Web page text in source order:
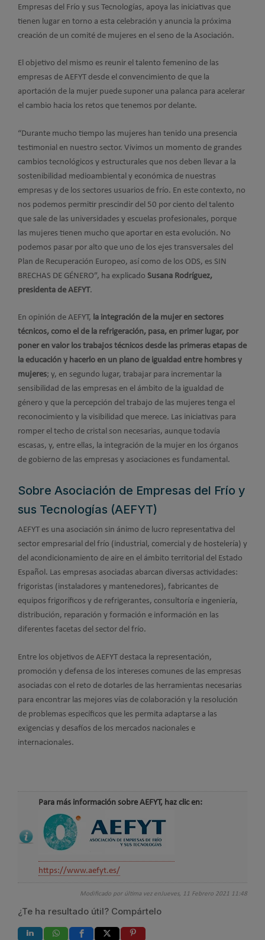
Empresas del Frío y sus Tecnologías, apoya las iniciativas que
tienen lugar en torno a esta celebración y anuncia la próxima
creación de un comité de mujeres en el seno de la Asociación.
El objetivo del mismo es reunir el talento femenino de las
empresas de AEFYT desde el convencimiento de que la
aportación de la mujer puede suponer una palanca para acelerar
el cambio hacia los retos que tenemos por delante.
“Durante mucho tiempo las mujeres han tenido una presencia
testimonial en nuestro sector. Vivimos un momento de grandes
cambios tecnológicos y estructurales que nos deben llevar a la
sostenibilidad medioambiental y económica de nuestras
empresas y de los sectores usuarios de frío. En este contexto, no
nos podemos permitir prescindir del 50 por ciento del talento
que sale de las universidades y escuelas profesionales, porque
las mujeres tienen mucho que aportar en esta evolución. No
podemos pasar por alto que uno de los ejes transversales del
Plan de Recuperación Europeo, así como de los ODS, es SIN
BRECHAS DE GÉNERO”, ha explicado Susana Rodríguez,
presidenta de AEFYT.
En opinión de AEFYT, la integración de la mujer en sectores
técnicos, como el de la refrigeración, pasa, en primer lugar, por
poner en valor los trabajos técnicos desde las primeras etapas de
la educación y hacerlo en un plano de igualdad entre hombres y
mujeres; y, en segundo lugar, trabajar para incrementar la
sensibilidad de las empresas en el ámbito de la igualdad de
género y que la percepción del trabajo de las mujeres tenga el
reconocimiento y la visibilidad que merece. Las iniciativas para
romper el techo de cristal son necesarias, aunque todavía
escasas, y, entre ellas, la integración de la mujer en los órganos
de gobierno de las empresas y asociaciones es fundamental.
Sobre Asociación de Empresas del Frío y
sus Tecnologías (AEFYT)
AEFYT es una asociación sin ánimo de lucro representativa del
sector empresarial del frío (industrial, comercial y de hostelería) y
del acondicionamiento de aire en el ámbito territorial del Estado
Español. Las empresas asociadas abarcan diversas actividades:
frigoristas (instaladores y mantenedores), fabricantes de
equipos frigoríficos y de refrigerantes, consultoría e ingeniería,
distribución, reparación y formación e información en las
diferentes facetas del sector del frío.
Entre los objetivos de AEFYT destaca la representación,
promoción y defensa de los intereses comunes de las empresas
asociadas con el reto de dotarles de las herramientas necesarias
para encontrar las mejores vías de colaboración y la resolución
de problemas específicos que les permita adaptarse a las
exigencias y desafíos de los mercados nacionales e
internacionales.
Para más información sobre AEFYT, haz clic en:
https://www.aefyt.es/
Modificado por última vez enJueves, 11 Febrero 2021 11:48
¿Te ha resultado útil? Compártelo